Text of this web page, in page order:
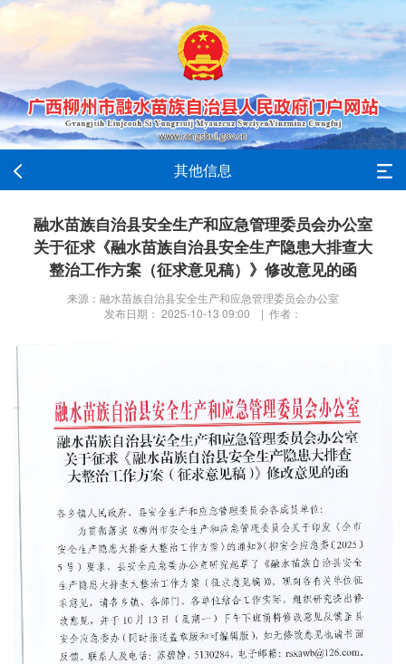
其他信息
融水苗族自治县安全生产和应急管理委员会办公室
关于征求《融水苗族自治县安全生产隐患大排查大
整治工作方案（征求意见稿）》修改意见的函
来源：融水苗族自治县安全生产和应急管理委员会办公室
发布日期： 2025-10-13 09:00 | 作者：